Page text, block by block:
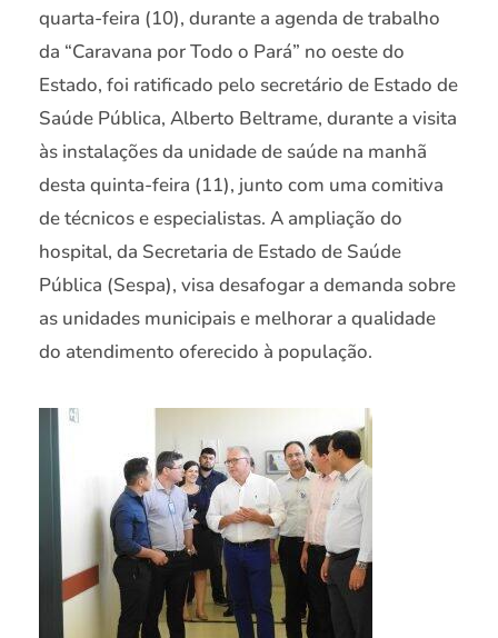
quarta-feira (10), durante a agenda de trabalho
da “Caravana por Todo o Pará” no oeste do
Estado, foi ratificado pelo secretário de Estado de
Saúde Pública, Alberto Beltrame, durante a visita
às instalações da unidade de saúde na manhã
desta quinta-feira (11), junto com uma comitiva
de técnicos e especialistas. A ampliação do
hospital, da Secretaria de Estado de Saúde
Pública (Sespa), visa desafogar a demanda sobre
as unidades municipais e melhorar a qualidade
do atendimento oferecido à população.